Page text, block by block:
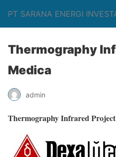
PT SARANA ENERGI
Thermography
Medica
admin
Thermography Infrared